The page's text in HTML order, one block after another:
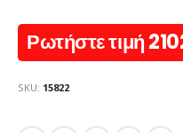
Ρωτήστε τιμή
SKU: 15822